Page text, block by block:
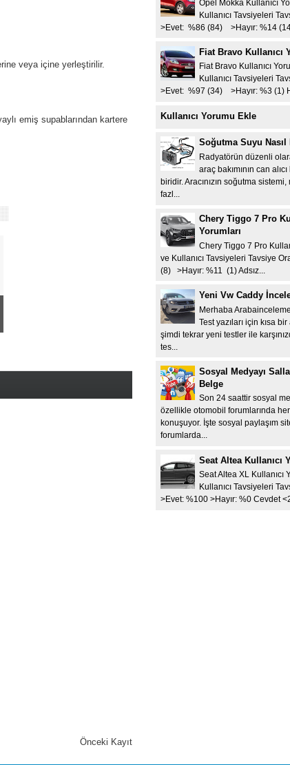
veya içine yerleştirilir.
emiş supablarından kartere
Önceki Kayıt
Opel Mokka Kullanıcı
Kullanıcı Tavsiyeleri
>Evet: %86 (84) >Hayır: %14
Fiat Bravo Kullanıcı
Fiat Bravo Kullanıcı
Kullanıcı Tavsiyeleri
>Evet: %97 (34) >Hayır: %3 (1)
Kullanıcı Yorumu Ekle
Soğutma Suyu
Radyatörün düzenli
araç bakımının can
biridir. Aracınızın soğutma
fazl...
Chery Tiggo 7 Pro
Yorumları
Chery Tiggo 7 Pro
ve Kullanıcı Tavsiyeleri Tavsiye
(8) >Hayır: %11 (1) Adsız...
Yeni Vw Caddy
Merhaba
Test yazıları için kısa
şimdi tekrar yeni testler ile
tes...
Sosyal Medyayı
Belge
Son 24 saattir sosyal
özellikle otomobil forumlarında
konuşuyor. İşte sosyal paylaşım
forumlarda...
Seat Altea Kullanıcı
Seat Altea XL Kullanıcı
Kullanıcı Tavsiyeleri
>Evet: %100 >Hayır: %0 Cevdet